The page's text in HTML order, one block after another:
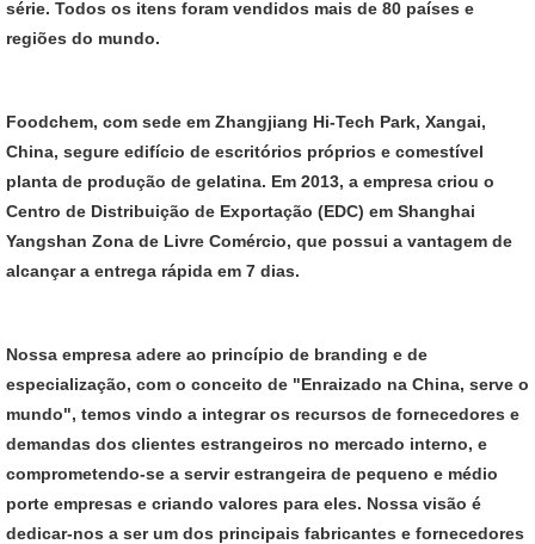
série. Todos os itens foram vendidos mais de 80 países e
regiões do mundo.
Foodchem, com sede em Zhangjiang Hi-Tech Park, Xangai,
China, segure edifício de escritórios próprios e comestível
planta de produção de gelatina. Em 2013, a empresa criou o
Centro de Distribuição de Exportação (EDC) em Shanghai
Yangshan Zona de Livre Comércio, que possui a vantagem de
alcançar a entrega rápida em 7 dias.
Nossa empresa adere ao princípio de branding e de
especialização, com o conceito de "Enraizado na China, serve o
mundo", temos vindo a integrar os recursos de fornecedores e
demandas dos clientes estrangeiros no mercado interno, e
comprometendo-se a servir estrangeira de pequeno e médio
porte empresas e criando valores para eles. Nossa visão é
dedicar-nos a ser um dos principais fabricantes e fornecedores